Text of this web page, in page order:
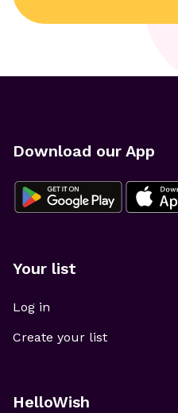
Download our App
Your list
Log in
Create your list
HelloWish